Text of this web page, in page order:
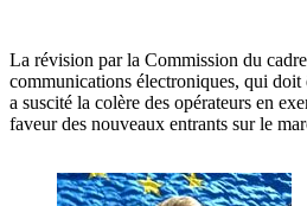
La révision par la Commission du
communications électroniques, qui
a suscité la colère des opérateurs en
faveur des nouveaux entrants sur le